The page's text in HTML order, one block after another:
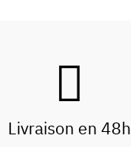
Livraison en 48h